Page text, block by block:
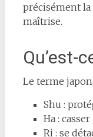
précisément
maîtrise.
Qu’est-
Le terme
Shu :
Ha :
Ri : se